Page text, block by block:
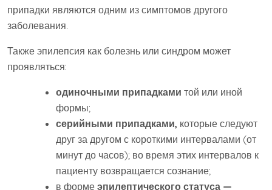
припадки являются одним из симптомов другого
заболевания.
Также эпилепсия как болезнь или синдром может
проявляться:
одиночными припадками той или иной
формы;
серийными припадками, которые следуют
друг за другом с короткими интервалами (от
минут до часов); во время этих интервалов к
пациенту возвращается сознание;
в форме эпилептического статуса —